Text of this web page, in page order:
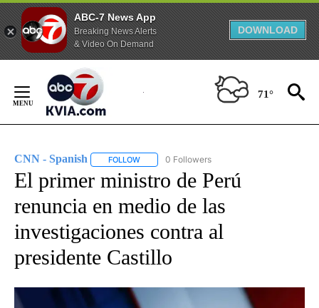
ABC-7 News App
Breaking News Alerts
& Video On Demand
DOWNLOAD
Content
71°
CNN - Spanish FOLLOW FOLLOW "CNN - SPANISH" TO RECEIVE
0 Followers
El primer ministro de Perú
renuncia en medio de las
investigaciones contra al
presidente Castillo